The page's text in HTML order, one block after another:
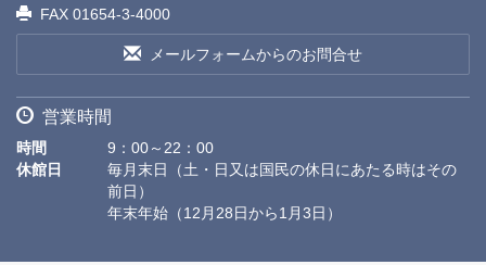
FAX 01654-3-4000
メールフォームからのお問合せ
営業時間
時間
9：00～22：00
休館日
毎月末日（土・日又は国民の休日にあたる時はその
前日）
年末年始（12月28日から1月3日）